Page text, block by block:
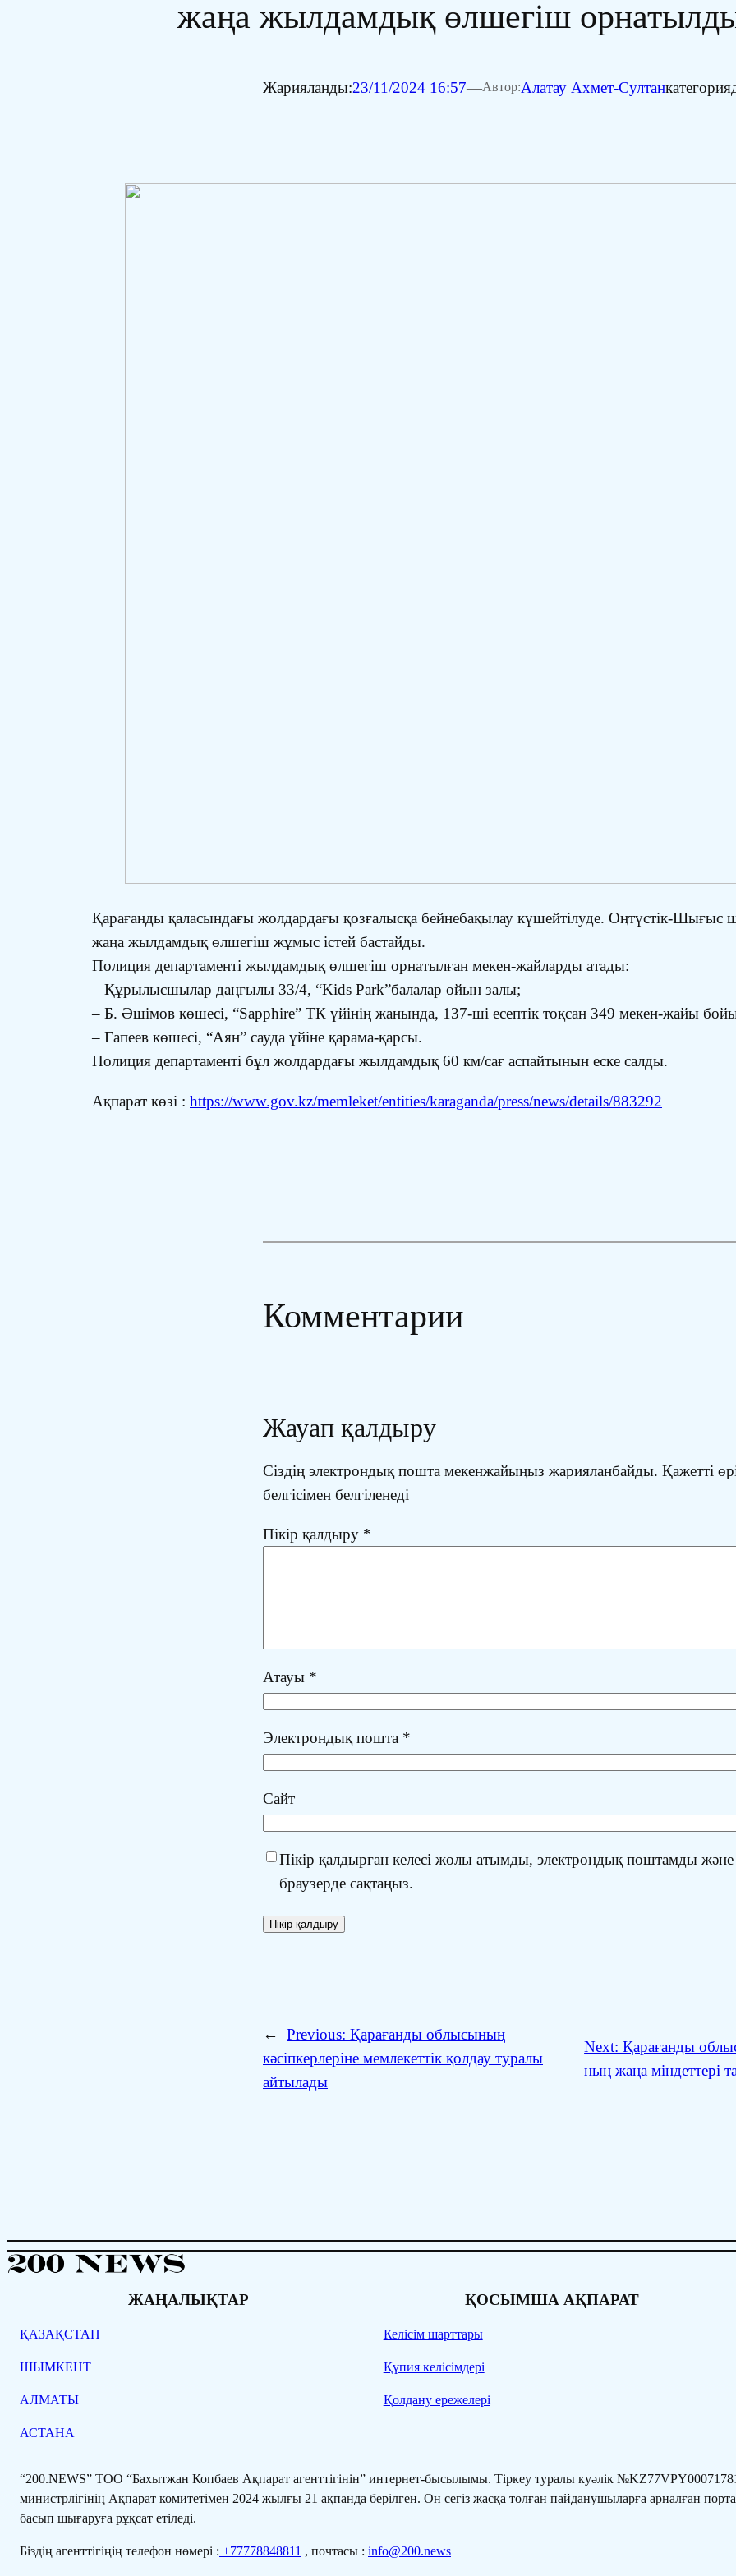
жаңа жылдамдық өлшегіш
Жарияланды:23/11/2024 16:57—Автор:Алатау Ахмет-Султан
Қарағанды қаласындағы жолдардағы қозғалысқа бейнебақылау күшейтілуде. Оңтүстік-
жаңа жылдамдық өлшегіш жұмыс істей бастайды.
Полиция департаменті жылдамдық өлшегіш орнатылған мекен-жайларды атады:
– Құрылысшылар даңғылы 33/4, “Kids Park”балалар ойын залы;
– Б. Әшімов көшесі, “Sapphire” ТК үйінің жанында, 137-ші есептік тоқсан 349 мекен-жайы
– Гапеев көшесі, “Аян” сауда үйіне қарама-қарсы.
Полиция департаменті бұл жолдардағы жылдамдық 60 км/сағ аспайтынын еске салды.
Ақпарат көзі : https://www.gov.kz/memleket/entities/karaganda/press/news/details/883292
Комментарии
Жауап қалдыру
Сіздің электрондық пошта мекенжайыңыз жарияланбайды. Қажетті
белгісімен белгіленеді
Пікір қалдыру *
Атауы *
Электрондық пошта *
Сайт
Пікір қалдырған келесі жолы атымды, электрондық поштамды
браузерде сақтаңыз.
← Previous: Қарағанды облысының
кәсіпкерлеріне мемлекеттік қолдау туралы
айтылады
Next:Қарағанды
ның жаңа міндеттері
ЖАҢАЛЫҚТАР
ҚАЗАҚСТАН
ШЫМКЕНТ
АЛМАТЫ
АСТАНА
ҚОСЫМША АҚПАРАТ
Келісім шарттары
Қүпия келісімдері
Қолдану ережелері
“200.NEWS” ТОО “Бахытжан Копбаев Ақпарат агенттігінін” интернет-бысылымы. Тіркеу туралы куәлік
министрлігінің Ақпарат комитетімен 2024 жылғы 21 ақпанда берілген. Он сегіз жасқа толған пайданушыларға арналған
басып шығаруға рұқсат етіледі.
Біздің агенттігіңің телефон нөмері : +77778848811 , почтасы : info@200.news